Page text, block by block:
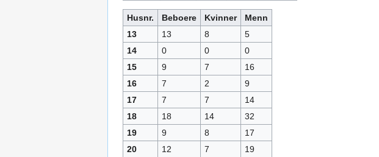
Husnr. Beboere Kvinner
Menn
13
13 8
5
14
0 0
0
15
9 7
16
16
7 2
9
17
7 7
14
18
18 14
32
19
9 8
17
20
12 7 19